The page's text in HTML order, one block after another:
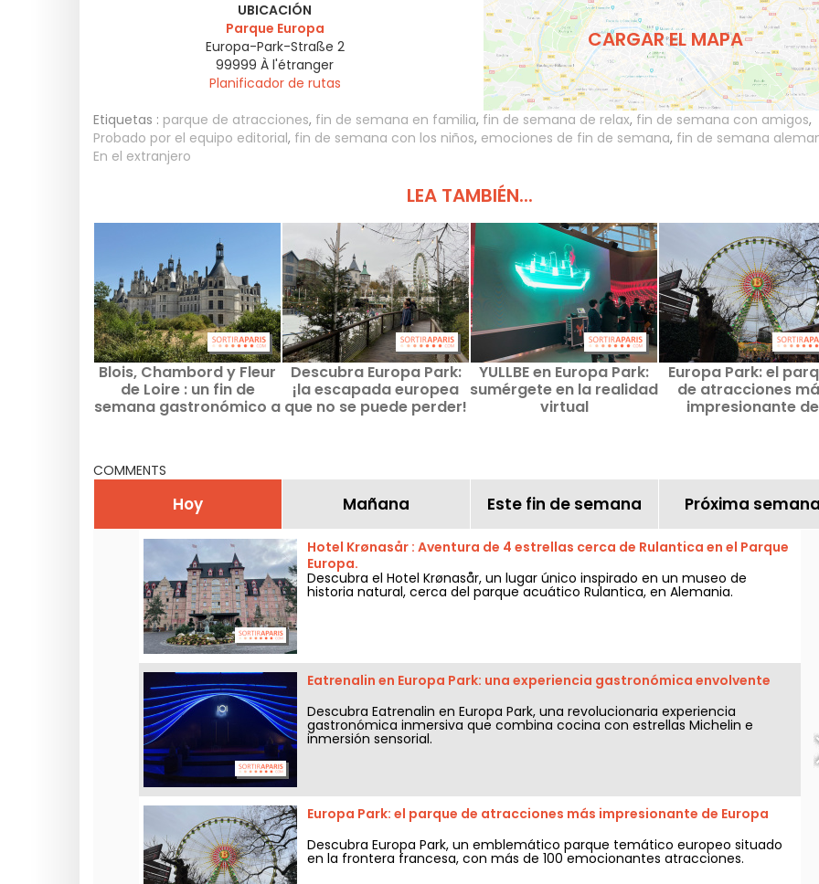
UBICACIÓN
Parque Europa
Europa-Park-Straße 2
99999 À l'étranger
Planificador de rutas
CARGAR EL MAPA
Etiquetas : parque de atracciones, fin de semana en familia, fin de semana de relax, fin de semana con amigos,
Probado por el equipo editorial, fin de semana con los niños, emociones de fin de semana, fin de semana
En el extranjero
LEA TAMBIÉN...
Blois, Chambord y Fleur
de Loire : un fin de
semana gastronómico a
Descubra Europa Park:
¡la escapada europea
que no se puede perder!
YULLBE en Europa Park:
sumérgete en la realidad
virtual
Europa Park: el
de atracciones
impresionante de
COMMENTS
Hoy Mañana Este fin de semana Próxima semana
Hotel Krønasår : Aventura de 4 estrellas cerca de Rulantica en el Parque
Europa.
Descubra el Hotel Krønasår, un lugar único inspirado en un museo de
historia natural, cerca del parque acuático Rulantica, en Alemania.
Eatrenalin en Europa Park: una experiencia gastronómica envolvente
Descubra Eatrenalin en Europa Park, una revolucionaria experiencia
gastronómica inmersiva que combina cocina con estrellas Michelin e
inmersión sensorial.
Europa Park: el parque de atracciones más impresionante de Europa
Descubra Europa Park, un emblemático parque temático europeo situado
en la frontera francesa, con más de 100 emocionantes atracciones.